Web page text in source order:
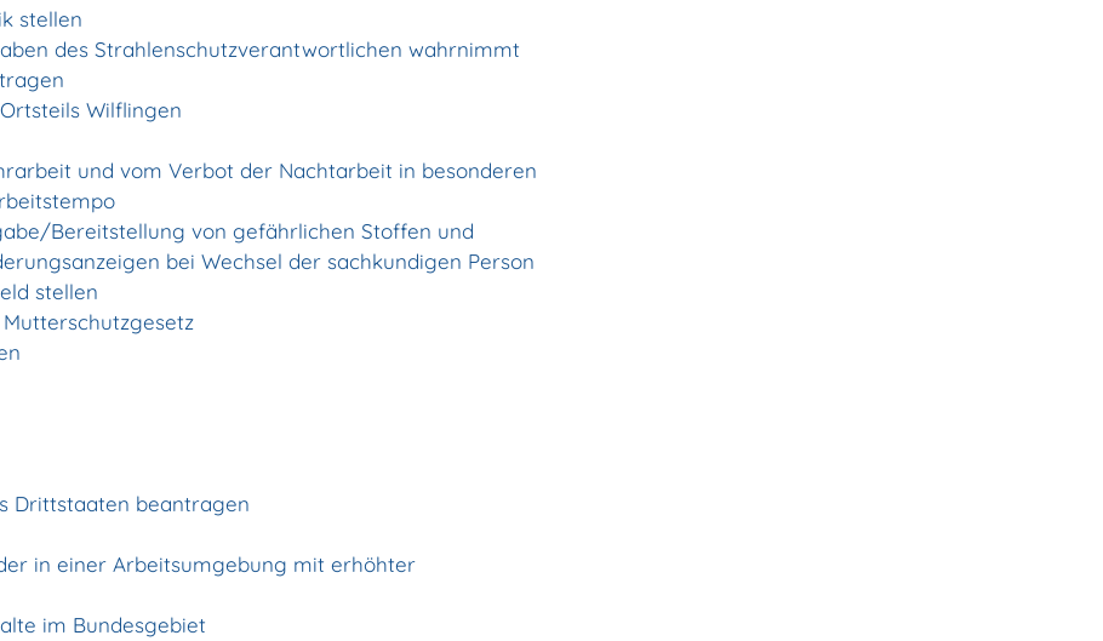
stellen
des Strahlenschutzverantwortlichen wahrnimmt
Wilflingen
und vom Verbot der Nachtarbeit in besonderen
Bereitstellung von gefährlichen Stoffen und
bei Wechsel der sachkundigen Person
stellen
Drittstaaten beantragen
in einer Arbeitsumgebung mit erhöhter
im Bundesgebiet